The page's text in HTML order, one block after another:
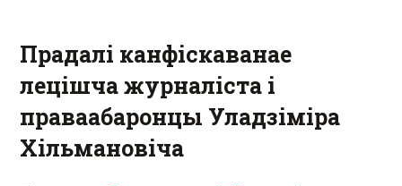
Прадалі канфіскаванае
лецішча журналіста і
праваабаронцы Уладзіміра
Хільмановіча